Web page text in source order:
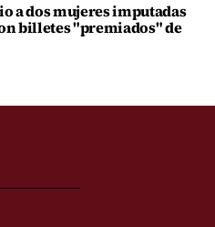
a dos mujeres imputadas
billetes "premiados" de